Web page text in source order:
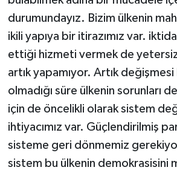
durumundayız. Bizim ülkenin
ikili yapıya bir itirazımız var.
ettiği hizmeti vermek de
artık yapamıyor. Artık
olmadığı süre ülkenin sorunları
için de öncelikli olarak sistem
ihtiyacımız var. Güçlendirilmiş
sisteme geri dönmemiz
sistem bu ülkenin demokrasisini